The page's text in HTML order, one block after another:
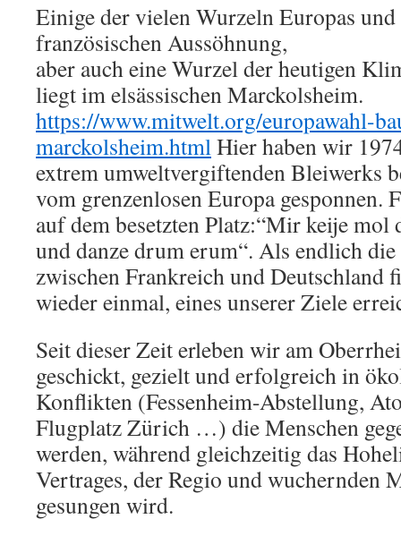
Einige der vielen Wurzeln Europas
französischen Aussöhnung,
aber auch eine Wurzel der heutigen
liegt im elsässischen Marckolsheim.
https://www.mitwelt.org/europawahl-
marckolsheim.htmlHier haben wir
extrem umweltvergiftenden Bleiwerks
vom grenzenlosen Europa gesponnen.
auf dem besetzten Platz:“Mir keije mol
und danze drum erum“. Als endlich die
zwischen Frankreich und Deutschland
wieder einmal, eines unserer Ziele
Seit dieser Zeit erleben wir am
geschickt, gezielt und erfolgreich in
Konflikten (Fessenheim-Abstellung,
Flugplatz Zürich …) die Menschen
werden, während gleichzeitig das
Vertrages, der Regio und wuchernden
gesungen wird.